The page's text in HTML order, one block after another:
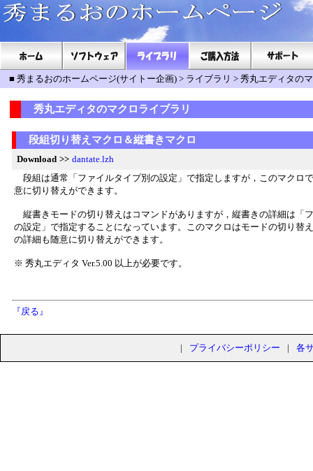
■ 秀まるおのホームページ(サイトー企画) > ライブラリ > 秀丸エディタの
秀丸エディタのマクロライブラリ
段組切り替えマクロ＆縦書きマクロ
Download >> dantate.lzh
段組は通常「ファイルタイプ別の設定」で指定しますが，このマクロ
意に切り替えができます。
縦書きモードの切り替えはコマンドがありますが，縦書きの詳細は「
の設定」で指定することになっています。このマクロはモードの切り替
の詳細も随意に切り替えができます。
※ 秀丸エディタ Ver.5.00 以上が必要です。
『戻る』
| プライバシーポリシー | 各